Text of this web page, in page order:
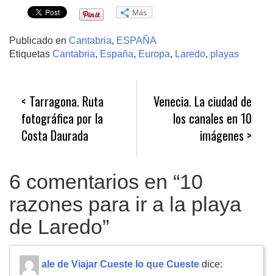
Más
Publicado en Cantabria, ESPAÑA
Etiquetas Cantabria, España, Europa, Laredo, playas
Navegación
de
entradas
Tarragona. Ruta
fotográfica por la
Costa Daurada
Venecia. La ciudad de
los canales en 10
imágenes
6 comentarios en “10
razones para ir a la playa
de Laredo”
ale de Viajar Cueste lo que Cueste dice: